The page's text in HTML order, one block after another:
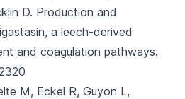
D. Production and
a leech-derived
and coagulation pathways.
M, Eckel R, Guyon L,